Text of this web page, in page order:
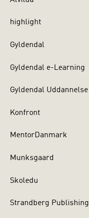
highlight
Gyldendal
Gyldendal e-Learning
Gyldendal Uddannelse
Konfront
MentorDanmark
Munksgaard
Skoledu
Strandberg Publishing